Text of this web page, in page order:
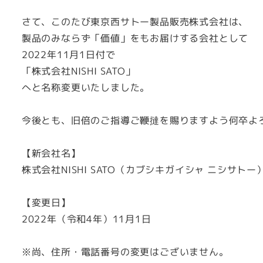
さて、このたび東京西サトー製品販売株式会社は、
製品のみならず「価値」をもお届けする会社として
2022年11月1日付で
「株式会社NISHI SATO」
へと名称変更いたしました。
今後とも、旧倍のご指導ご鞭撻を賜りますよう何卒よ
【新会社名】
株式会社NISHI SATO（カブシキガイシャ ニシサトー）
【変更日】
2022年（令和4年）11月1日
※尚、住所・電話番号の変更はございません。